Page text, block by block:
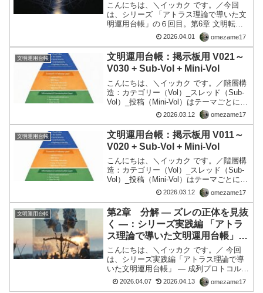
こんにちは、＼イッカク です。／今回
は、シリーズ 「アトラス理論で導いた文
明運用台帳」の６回目。第6章 文明転換
の条件 ― 昇華とは何か ―■ 文明は、な
ぜ変わらないのか文明は何度も「変わっ
た」と言われてきた。だが現実はどう
か。 問題は繰り...
2026.04.01 omezame17
文明運用台帳
文明運用台帳：掲示板用 V021～
V030 + Sub-Vol + Mini-Vol
こんにちは、＼イッカク です。／階層構
造：カテゴリー（Vol）_スレッド（Sub-
Vol）_投稿（Mini-Vol）はテーマごとに1
つずつ対応するV021 国防 ├ Sub-Vol001
軍事 │ ├ Mini-Vol181 陸軍 │ ├ ...
2026.03.12 omezame17
文明運用台帳
文明運用台帳：掲示板用 V011～
V020 + Sub-Vol + Mini-Vol
こんにちは、＼イッカク です。／階層構
造：カテゴリー（Vol）_スレッド（Sub-
Vol）_投稿（Mini-Vol）はテーマごとに1
つずつ対応するV011 情報通信 ├ Sub-
Vol001 デジタル社会 │ ├ Mini-Vol091
デ...
2026.03.12 omezame17
文明運用台帳
第2章 分解 ― ズレの正体を見抜
く ―：シリーズ実践編 「アトラ
ス理論で導いた文明運用台帳」―
成列プロトコル ―
こんにちは、＼イッカク です。／ 今回
は、シリーズ実践編「アトラス理論で導
いた文明運用台帳」 ― 成列プロトコル
―の２回目。👉 現実のズレを整えて、社
会をちゃんと動かすための実践マニュア
2026.04.07 2026.04.13 omezame17